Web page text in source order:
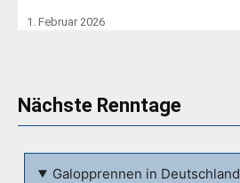
1. Februar 2026
Nächste Renntage
Galopprennen in Deutschland